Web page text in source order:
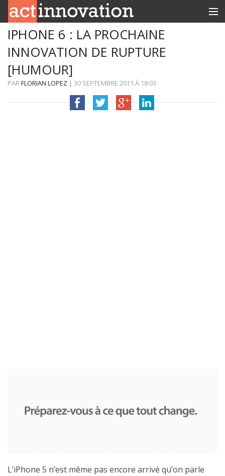
RUBRIQUES
INNOBOX
CONTACT
IPHONE 6 : LA PROCHAINE
INNOVATION DE RUPTURE
[HUMOUR]
PARFLORIAN LOPEZ | 30 SEPTEMBRE 2011 À 18:03
L’iPhone 5 n’est même pas encore arrivé qu’on parle